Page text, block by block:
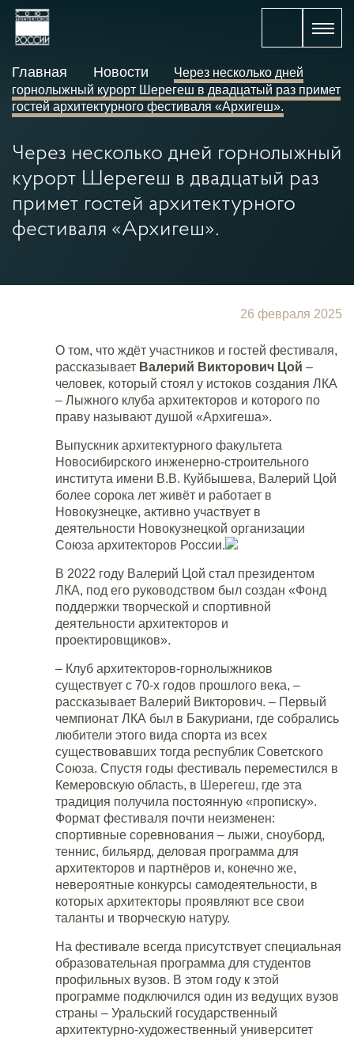
Главная Новости
Через несколько дней
горнолыжный курорт Шерегеш в двадцатый раз примет
гостей архитектурного фестиваля «Архигеш».
Через несколько дней горнолыжный
курорт Шерегеш в двадцатый раз
примет гостей архитектурного
фестиваля «Архигеш».
26 февраля 2025
О том, что ждёт участников и гостей фестиваля,
рассказывает Валерий Викторович Цой –
человек, который стоял у истоков создания ЛКА
– Лыжного клуба архитекторов и которого по
праву называют душой «Архигеша».
Выпускник архитектурного факультета
Новосибирского инженерно-строительного
института имени В.В. Куйбышева, Валерий Цой
более сорока лет живёт и работает в
Новокузнецке, активно участвует в
деятельности Новокузнецкой организации
Союза архитекторов России.
В 2022 году Валерий Цой стал президентом
ЛКА, под его руководством был создан «Фонд
поддержки творческой и спортивной
деятельности архитекторов и
проектировщиков».
– Клуб архитекторов-горнолыжников
существует с 70-х годов прошлого века, –
рассказывает Валерий Викторович. – Первый
чемпионат ЛКА был в Бакуриани, где собрались
любители этого вида спорта из всех
существовавших тогда республик Советского
Союза. Спустя годы фестиваль переместился в
Кемеровскую область, в Шерегеш, где эта
традиция получила постоянную «прописку».
Формат фестиваля почти неизменен:
спортивные соревнования – лыжи, сноуборд,
теннис, бильярд, деловая программа для
архитекторов и партнёров и, конечно же,
невероятные конкурсы самодеятельности, в
которых архитекторы проявляют все свои
таланты и творческую натуру.
На фестивале всегда присутствует специальная
образовательная программа для студентов
профильных вузов. В этом году к этой
программе подключился один из ведущих вузов
страны – Уральский государственный
архитектурно-художественный университет